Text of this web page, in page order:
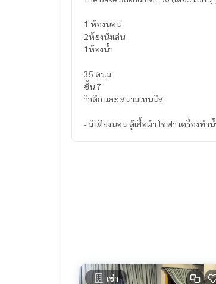
1 ห้องนอน
2ห้องนั่งเล่น
1ห้องน้ำ
35 ตร.ม.
ชั้น 7
วิวตึก และ สนามเทนนิส
- มี เตียงนอน ตู้เสื้อผ้า โซฟา เครื่องทำ
เช่า